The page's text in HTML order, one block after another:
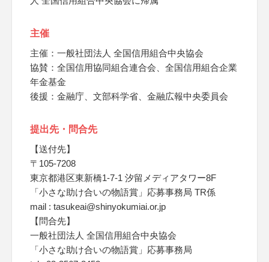
主催
主催：一般社団法人 全国信用組合中央協会
協賛：全国信用協同組合連合会、全国信用組合企業
年金基金
後援：金融庁、文部科学省、金融広報中央委員会
提出先・問合先
【送付先】
〒105-7208
東京都港区東新橋1-7-1 汐留メディアタワー8F
「小さな助け合いの物語賞」応募事務局 TR係
mail : tasukeai@shinyokumiai.or.jp
【問合先】
一般社団法人 全国信用組合中央協会
「小さな助け合いの物語賞」応募事務局